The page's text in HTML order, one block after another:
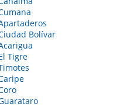
Bolívar
Tigre